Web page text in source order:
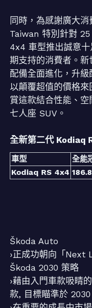
同時，為感謝廣大
Taiwan 特別針對
4x4 車型推出誠意
期支持的消費者。
配備全面進化，升
以顛覆超值的價格
賞這款結合性能、
七人座 SUV。
全新第二代 Kodiaq
車型
全能
Kodiaq RS 4x4
Škoda Auto
›正成功朝向「
Škoda 2030 策略
›藉由入門車款吸睛
款, 目標瞄準於